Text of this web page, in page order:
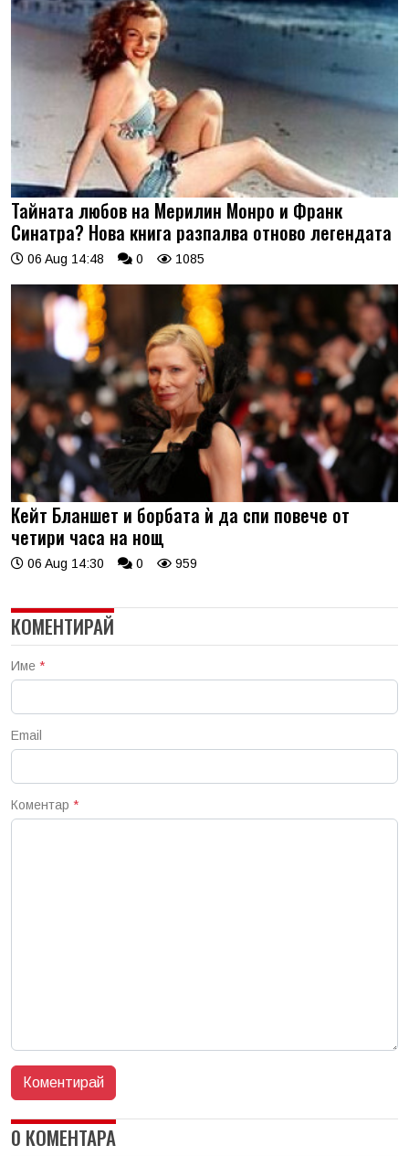
Тайната любов на Мерилин Монро и Франк
Синатра? Нова книга разпалва отново легендата
06 Aug 14:48 0 1085
Кейт Бланшет и борбата ѝ да спи повече от
четири часа на нощ
06 Aug 14:30 0 959
КОМЕНТИРАЙ
Име *
Email
Коментар *
0 КОМЕНТАРА